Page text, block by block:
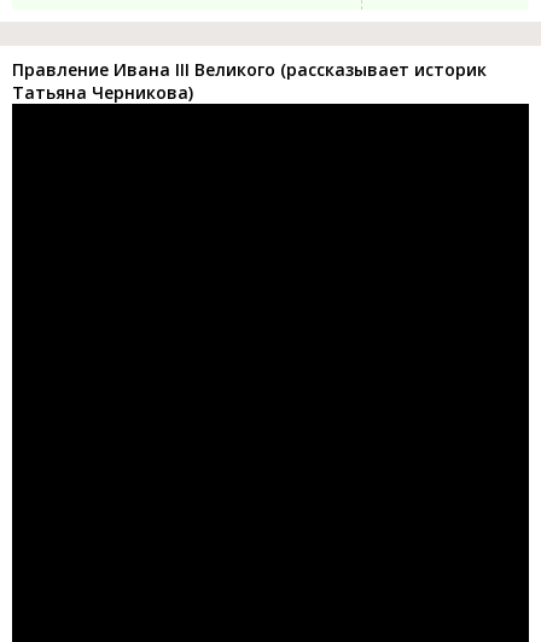
Правление Ивана III Великого (рассказывает историк
Татьяна Черникова)